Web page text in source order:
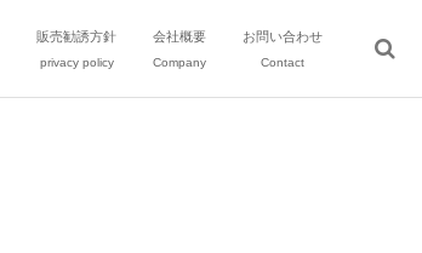
販売勧誘方針
privacy policy
会社概要
Company
お問い合わせ
Contact